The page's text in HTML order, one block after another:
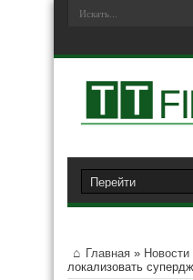
Главная » Новости
локализовать